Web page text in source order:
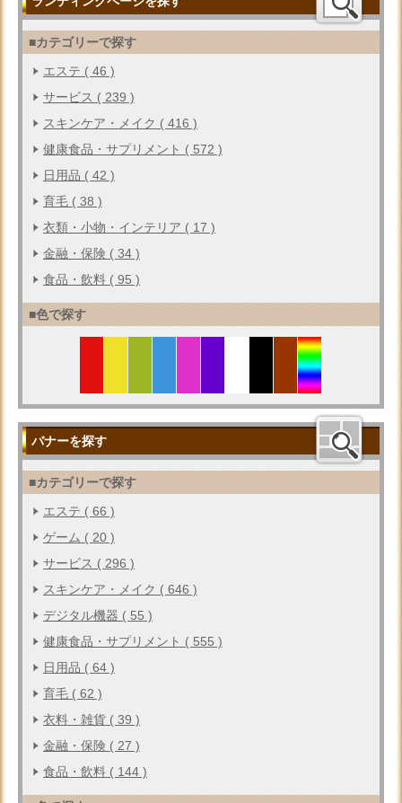
■カテゴリーで探す
エステ ( 46 )
サービス ( 239 )
スキンケア・メイク ( 416 )
健康食品・サプリメント ( 572 )
日用品 ( 42 )
育毛 ( 38 )
衣類・小物・インテリア ( 17 )
金融・保険 ( 34 )
食品・飲料 ( 95 )
■色で探す
バナーを探す
■カテゴリーで探す
エステ ( 66 )
ゲーム ( 20 )
サービス ( 296 )
スキンケア・メイク ( 646 )
デジタル機器 ( 55 )
健康食品・サプリメント ( 555 )
日用品 ( 64 )
育毛 ( 62 )
衣料・雑貨 ( 39 )
金融・保険 ( 27 )
食品・飲料 ( 144 )